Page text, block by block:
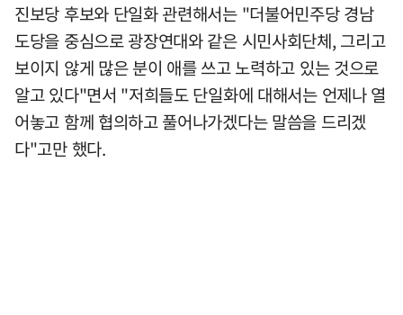
진보당 후보와 단일화 관련해서는 "더불어민주당 경남
도당을 중심으로 광장연대와 같은 시민사회단체, 그리고
보이지 않게 많은 분이 애를 쓰고 노력하고 있는 것으로
알고 있다"면서 "저희들도 단일화에 대해서는 언제나 열
어놓고 함께 협의하고 풀어나가겠다는 말씀을 드리겠
다"고만 했다.